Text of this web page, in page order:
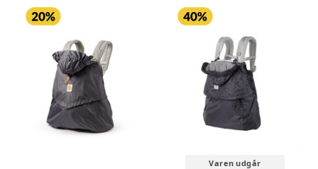
Varen udgår